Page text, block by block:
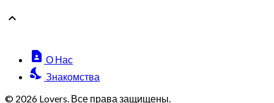

contact_page О Нас
nights_stay Знакомства
© 2026 Lovers. Все права защищены.